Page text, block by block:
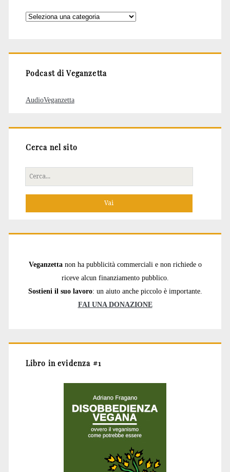
Categorie
Podcast di Veganzetta
AudioVeganzetta
Cerca nel sito
Cerca
per:
Veganzetta non ha pubblicità commerciali e non richiede o
riceve alcun finanziamento pubblico.
Sostieni il suo lavoro: un aiuto anche piccolo è importante.
FAI UNA DONAZIONE
Libro in evidenza #1